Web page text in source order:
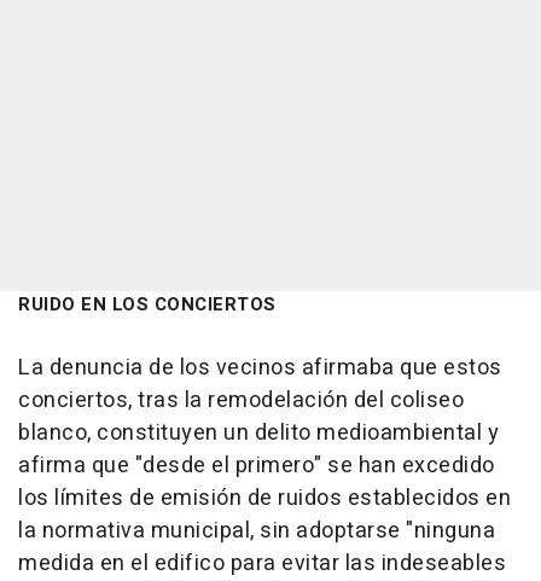
RUIDO EN LOS CONCIERTOS
La denuncia de los vecinos afirmaba que estos
conciertos, tras la remodelación del coliseo
blanco, constituyen un delito medioambiental y
afirma que "desde el primero" se han excedido
los límites de emisión de ruidos establecidos en
la normativa municipal, sin adoptarse "ninguna
medida en el edifico para evitar las indeseables